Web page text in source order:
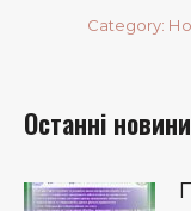
Category:
Останні новини